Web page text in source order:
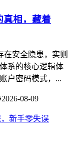
真相，藏着
在安全隐患，实则
系的核心逻辑体
户密码模式，...
2026-08-09